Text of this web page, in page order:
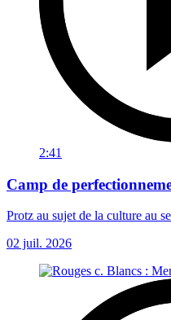
2:41
Camp de
Protz au sujet de la culture au
02 juil. 2026